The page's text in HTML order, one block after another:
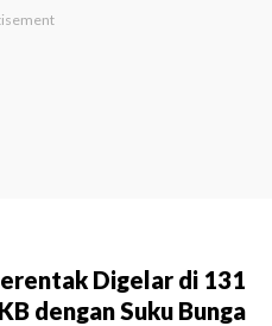
Digelar di 131
dengan Suku Bunga